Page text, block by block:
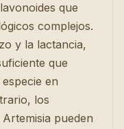
que
complejos.
y la lactancia,
que
en
los
pueden